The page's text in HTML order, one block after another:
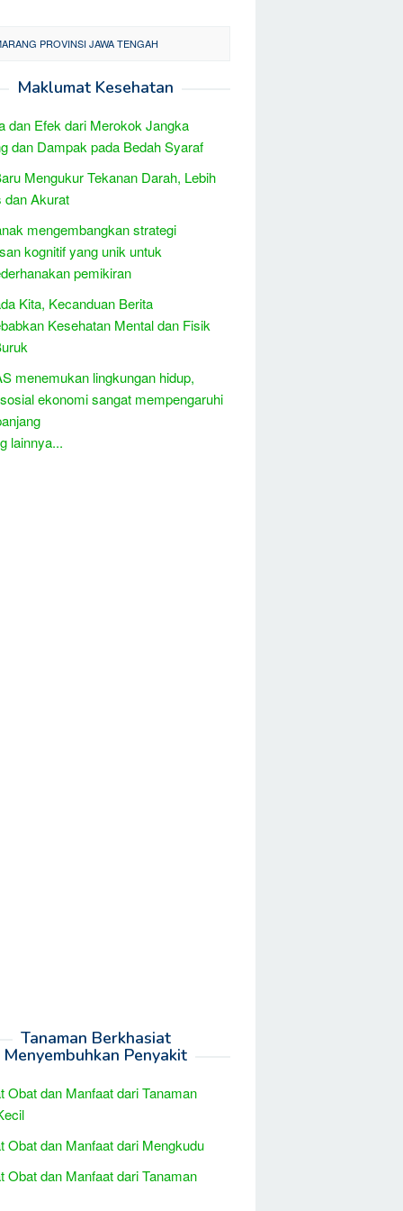
PROVINSI JAWA TENGAH
Maklumat Kesehatan
dan Efek dari Merokok Jangka
dan Dampak pada Bedah Syaraf
Mengukur Tekanan Darah, Lebih
dan Akurat
mengembangkan strategi
kognitif yang unik untuk
pemikiran
Kita, Kecanduan Berita
Kesehatan Mental dan Fisik
menemukan lingkungan hidup,
ekonomi sangat mempengaruhi
lainnya...
Tanaman Berkhasiat
Menyembuhkan Penyakit
Obat dan Manfaat dari Tanaman
Obat dan Manfaat dari Mengkudu
Obat dan Manfaat dari Tanaman